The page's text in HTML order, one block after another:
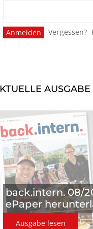
Vergessen?
AUSGABE
back.intern. 08/
ePaper
Ausgabe lesen